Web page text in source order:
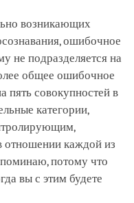
возникающих
ошибочное
не подразделяется на
общее ошибочное
пять совокупностей в
категории,
каждой из
потому что
вы с этим будете